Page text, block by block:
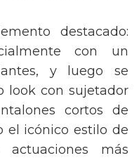
destacado:
con un
y luego se
look con sujetador
cortos de
el icónico estilo de
más